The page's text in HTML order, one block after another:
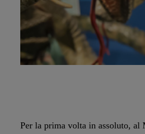
Per la prima volta in assoluto, al